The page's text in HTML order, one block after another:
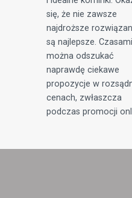
się, że nie zawsze
najdroższe
są najlepsze. Czasami
można odszukać
naprawdę ciekawe
propozycje w
cenach, zwłaszcza
podczas promocji